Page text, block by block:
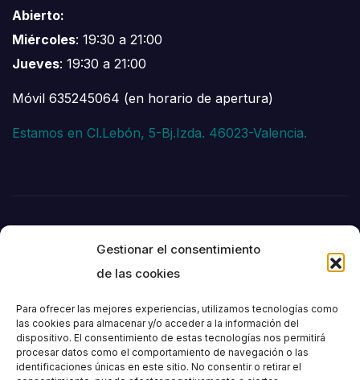
Gestionar el consentimiento
de las cookies
Para ofrecer las mejores experiencias, utilizamos tecnologías como
las cookies para almacenar y/o acceder a la información del
dispositivo. El consentimiento de estas tecnologías nos permitirá
procesar datos como el comportamiento de navegación o las
identificaciones únicas en este sitio. No consentir o retirar el
Abierto:
Miércoles: 19:30 a 21:00
Jueves: 19:30 a 21:00
Móvil 635245064 (en horario de apertura)
Estamos en Cl.Lebón, 5-Bj.Izda. 46023-Valencia.
Societat